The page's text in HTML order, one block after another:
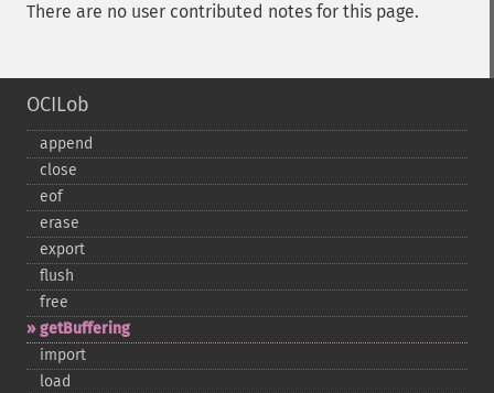
There are no user contributed notes for this page.
OCILob
append
close
eof
erase
export
flush
free
getBuffering
import
load